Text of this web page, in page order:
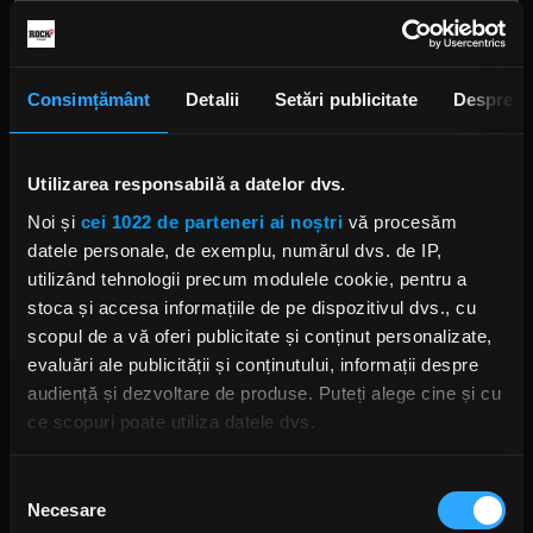
Consimțământ Detalii Setări publicitate Despre
Utilizarea responsabilă a datelor dvs.
Noi și cei 1022 de parteneri ai noștri vă procesăm
datele personale, de exemplu, numărul dvs. de IP,
utilizând tehnologii precum modulele cookie, pentru a
stoca și accesa informațiile de pe dispozitivul dvs., cu
scopul de a vă oferi publicitate și conținut personalizate,
evaluări ale publicității și conținutului, informații despre
audiență și dezvoltare de produse. Puteți alege cine și cu
ce scopuri poate utiliza datele dvs.
Să colectăm informațiile cu privire la locația dvs.
consimțământului
Necesare